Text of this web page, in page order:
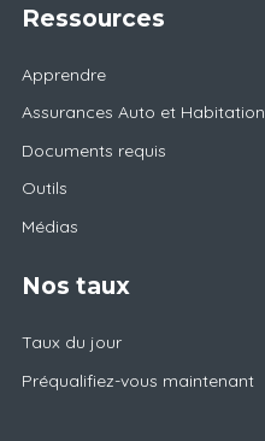
Ressources
Apprendre
Assurances Auto et Habitation
Documents requis
Outils
Médias
Nos taux
Taux du jour
Préqualifiez-vous maintenant